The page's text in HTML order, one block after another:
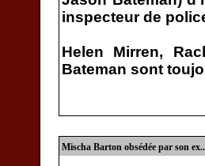
inspecteur de
Helen Mirren,
Bateman sont
Mischa Barton obsédée par son